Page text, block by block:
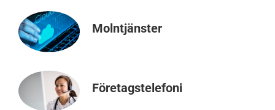
Molntjänster
Företagstelefoni